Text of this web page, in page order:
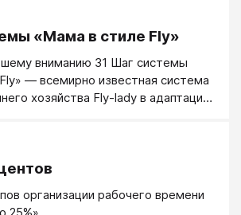
«Мама в стиле Fly»
вниманию 31 Шаг системы
— всемирно известная система
хозяйства Fly-lady в адаптации
организации рабочего времени